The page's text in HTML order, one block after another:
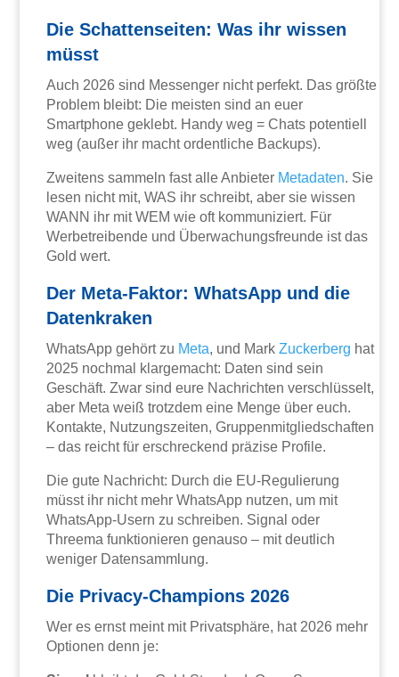
Die Schattenseiten: Was ihr wissen
müsst
Auch 2026 sind Messenger nicht perfekt. Das größte
Problem bleibt: Die meisten sind an euer
Smartphone geklebt. Handy weg = Chats potentiell
weg (außer ihr macht ordentliche Backups).
Zweitens sammeln fast alle Anbieter Metadaten. Sie
lesen nicht mit, WAS ihr schreibt, aber sie wissen
WANN ihr mit WEM wie oft kommuniziert. Für
Werbetreibende und Überwachungsfreunde ist das
Gold wert.
Der Meta-Faktor: WhatsApp und die
Datenkraken
WhatsApp gehört zu Meta, und MarkZuckerberg hat
2025 nochmal klargemacht: Daten sind sein
Geschäft. Zwar sind eure Nachrichten verschlüsselt,
aber Meta weiß trotzdem eine Menge über euch.
Kontakte, Nutzungszeiten, Gruppenmitgliedschaften
– das reicht für erschreckend präzise Profile.
Die gute Nachricht: Durch die EU-Regulierung
müsst ihr nicht mehr WhatsApp nutzen, um mit
WhatsApp-Usern zu schreiben. Signal oder
Threema funktionieren genauso – mit deutlich
weniger Datensammlung.
Die Privacy-Champions 2026
Wer es ernst meint mit Privatsphäre, hat 2026 mehr
Optionen denn je: